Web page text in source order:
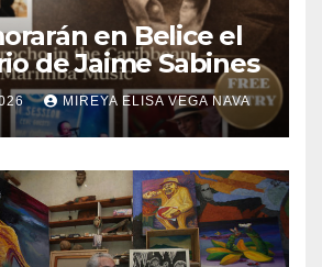
en Belice el
de Jaime Sabines
MIREYA ELISA VEGA NAVA